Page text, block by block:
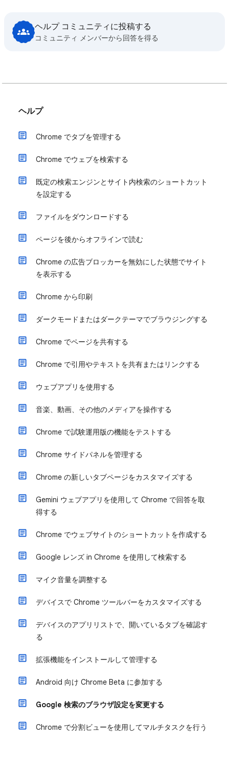
ヘルプ コミュニティに投稿する
コミュニティ メンバーから回答を得る
ヘルプ
Chrome でタブを管理する
Chrome でウェブを検索する
既定の検索エンジンとサイト内検索のショートカット
を設定する
ファイルをダウンロードする
ページを後からオフラインで読む
Chrome の広告ブロッカーを無効にした状態でサイト
を表示する
Chrome から印刷
ダークモードまたはダークテーマでブラウジングする
Chrome でページを共有する
Chrome で引用やテキストを共有またはリンクする
ウェブアプリを使用する
音楽、動画、その他のメディアを操作する
Chrome で試験運用版の機能をテストする
Chrome サイドパネルを管理する
Chrome の新しいタブページをカスタマイズする
Gemini ウェブアプリを使用して Chrome で回答を取
得する
Chrome でウェブサイトのショートカットを作成する
Google レンズ in Chrome を使用して検索する
マイク音量を調整する
デバイスで Chrome ツールバーをカスタマイズする
デバイスのアプリリストで、開いているタブを確認す
る
拡張機能をインストールして管理する
Android 向け Chrome Beta に参加する
Google 検索のブラウザ設定を変更する
Chrome で分割ビューを使用してマルチタスクを行う